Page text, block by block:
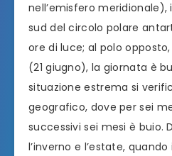
nell’emisfero meridionale),
sud del circolo polare
ore di luce; al polo opposto,
(21 giugno), la giornata è
situazione estrema si
geografico, dove per sei
successivi sei mesi è buio.
l’inverno e l’estate,